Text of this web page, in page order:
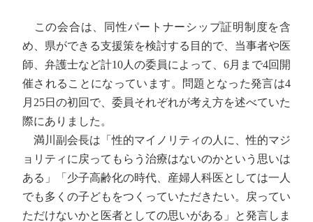
この会合は、同性パートナーシップ証明制度を含
め、県ができる支援策を検討する目的で、当事者や医
師、弁護士など計10人の委員によって、6月まで4回開
催されることになっています。問題となった発言は4
月25日の初回で、委員それぞれが考え方を述べていた
際にありました。
満川副会長は「性的マイノリティの人に、性的マジ
ョリティに戻ってもらう治療はないのかという思いは
ある」「少子高齢化の時代、産婦人科医としては一人
でも多くの子どもをつくっていただきたい。戻ってい
ただけないかと医者としての思いがある」と発言しま